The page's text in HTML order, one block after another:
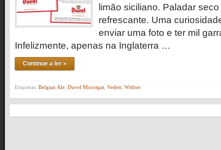
limão siciliano. Paladar
refrescante. Uma
enviar uma foto e ter mil
Infelizmente, apenas na Inglaterra …
Continue a ler »
Etiquetas: Belgian Ale Duvel Moortgat Vedett Witbier